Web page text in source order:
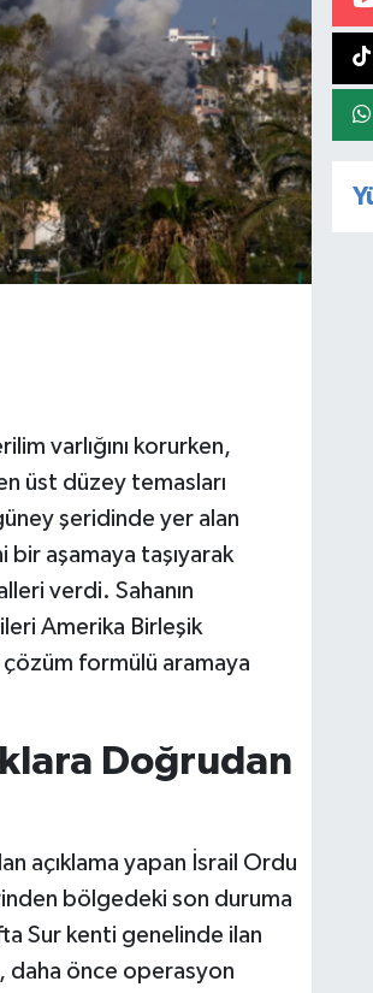
varlığını korurken,
üst düzey temasları
şeridinde yer alan
bir aşamaya taşıyarak
verdi. Sahanın
Amerika Birleşik
çözüm formülü aramaya
Doğrudan
açıklama yapan İsrail Ordu
bölgedeki son duruma
Sur kenti genelinde ilan
daha önce operasyon